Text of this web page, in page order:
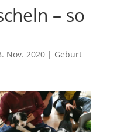
– so
Nov. 2020| Geburt